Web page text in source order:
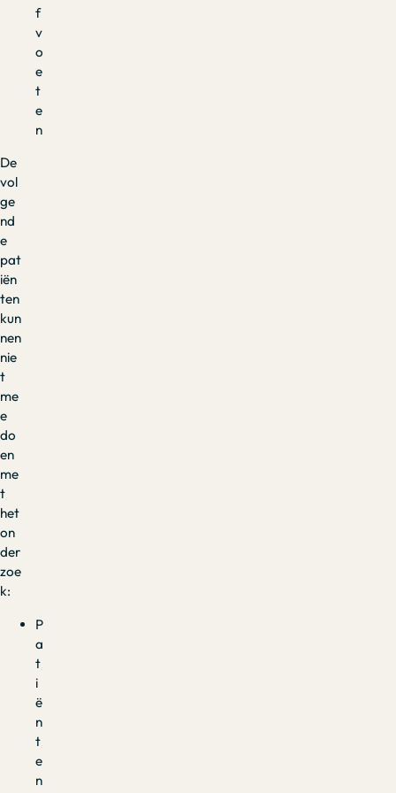
f
v
o
e
t
e
n
De
vol
ge
nd
e
pat
iën
ten
kun
nen
nie
t
me
e
do
en
me
t
het
on
der
zoe
k:
P
a
t
i
ë
n
t
e
n